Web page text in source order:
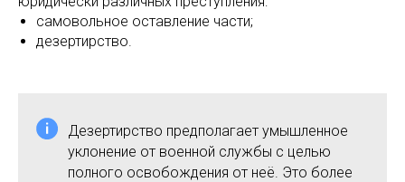
самовольное оставление части;
дезертирство.
Дезертирство предполагает умышленное
уклонение от военной службы с целью
полного освобождения от неё. Это более